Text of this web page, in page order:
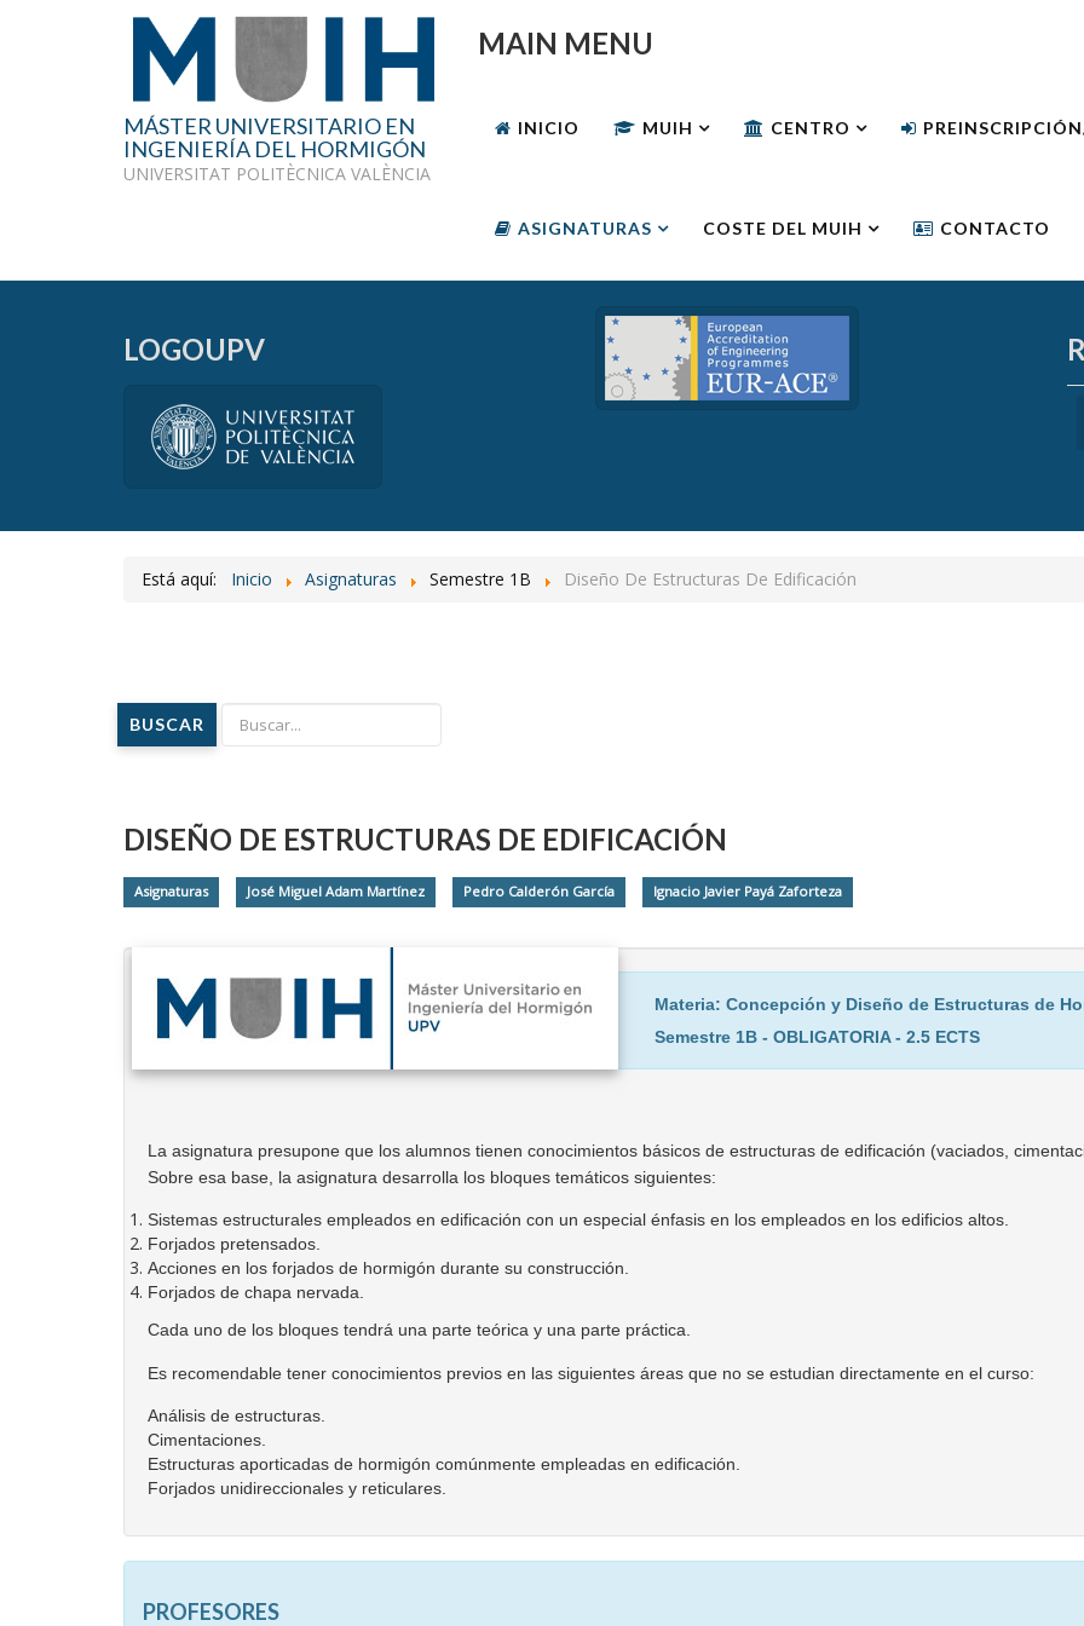
MÁSTER UNIVERSITARIO EN
INGENIERÍA DEL HORMIGÓN
UNIVERSITAT POLITÈCNICA VALÈNCIA
MAIN MENU
INICIO MUIH CENTRO
ASIGNATURAS COSTE DEL MUIH CONTACTO
LOGOUPV
Está aquí: Inicio Asignaturas Semestre 1B Diseño De Estructuras De Edificación
BUSCAR
DISEÑO DE ESTRUCTURAS DE EDIFICACIÓN
Asignaturas José Miguel Adam Martínez Pedro Calderón García Ignacio Javier Payá Zaforteza
Materia: Concepción y Diseño de Estructuras de
Semestre 1B - OBLIGATORIA - 2.5 ECTS
La asignatura presupone que los alumnos tienen conocimientos básicos de estructuras de edificación (vaciados,
Sobre esa base, la asignatura desarrolla los bloques temáticos siguientes:
Sistemas estructurales empleados en edificación con un especial énfasis en los empleados en los edificios altos.
Forjados pretensados.
Acciones en los forjados de hormigón durante su construcción.
Forjados de chapa nervada.
Cada uno de los bloques tendrá una parte teórica y una parte práctica.
Es recomendable tener conocimientos previos en las siguientes áreas que no se estudian directamente en el curso:
Análisis de estructuras.
Cimentaciones.
Estructuras aporticadas de hormigón comúnmente empleadas en edificación.
Forjados unidireccionales y reticulares.
PROFESORES